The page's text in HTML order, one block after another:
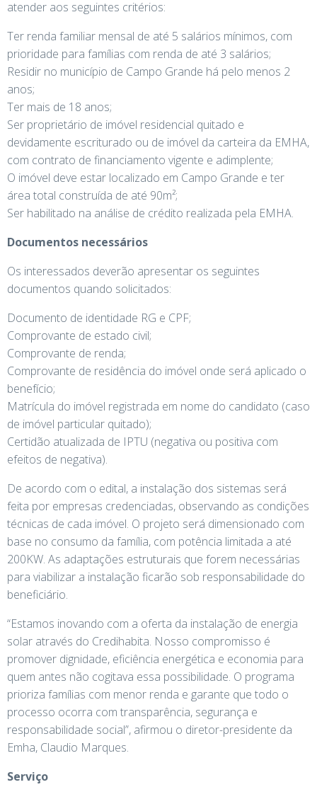
atender aos seguintes critérios:
Ter renda familiar mensal de até 5 salários mínimos, com
prioridade para famílias com renda de até 3 salários;
Residir no município de Campo Grande há pelo menos 2
anos;
Ter mais de 18 anos;
Ser proprietário de imóvel residencial quitado e
devidamente escriturado ou de imóvel da carteira da EMHA,
com contrato de financiamento vigente e adimplente;
O imóvel deve estar localizado em Campo Grande e ter
área total construída de até 90m²;
Ser habilitado na análise de crédito realizada pela EMHA.
Documentos necessários
Os interessados deverão apresentar os seguintes
documentos quando solicitados:
Documento de identidade RG e CPF;
Comprovante de estado civil;
Comprovante de renda;
Comprovante de residência do imóvel onde será aplicado o
benefício;
Matrícula do imóvel registrada em nome do candidato (caso
de imóvel particular quitado);
Certidão atualizada de IPTU (negativa ou positiva com
efeitos de negativa).
De acordo com o edital, a instalação dos sistemas será
feita por empresas credenciadas, observando as condições
técnicas de cada imóvel. O projeto será dimensionado com
base no consumo da família, com potência limitada a até
200KW. As adaptações estruturais que forem necessárias
para viabilizar a instalação ficarão sob responsabilidade do
beneficiário.
“Estamos inovando com a oferta da instalação de energia
solar através do Credihabita. Nosso compromisso é
promover dignidade, eficiência energética e economia para
quem antes não cogitava essa possibilidade. O programa
prioriza famílias com menor renda e garante que todo o
processo ocorra com transparência, segurança e
responsabilidade social”, afirmou o diretor-presidente da
Emha, Claudio Marques.
Serviço